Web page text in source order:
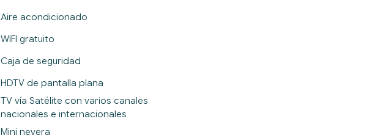
Aire acondicionado
WIFI gratuito
Caja de seguridad
HDTV de pantalla plana
TV vía Satélite con varios canales
nacionales e internacionales
Mini nevera